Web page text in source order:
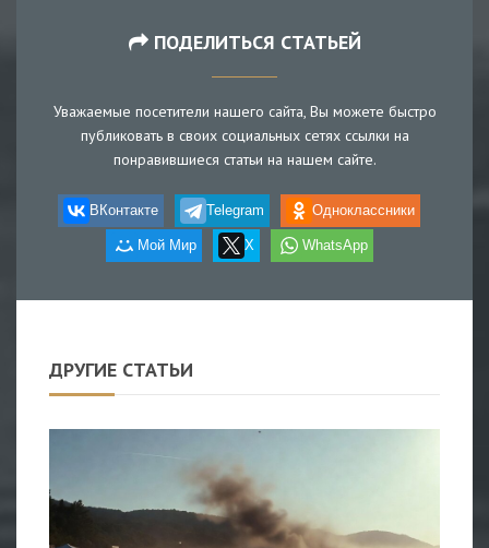
ПОДЕЛИТЬСЯ СТАТЬЕЙ
Уважаемые посетители нашего сайта, Вы можете быстро
публиковать в своих социальных сетях ссылки на
понравившиеся статьи на нашем сайте.
ВКонтакте Telegram Одноклассники
Мой Мир X WhatsApp
ДРУГИЕ СТАТЬИ